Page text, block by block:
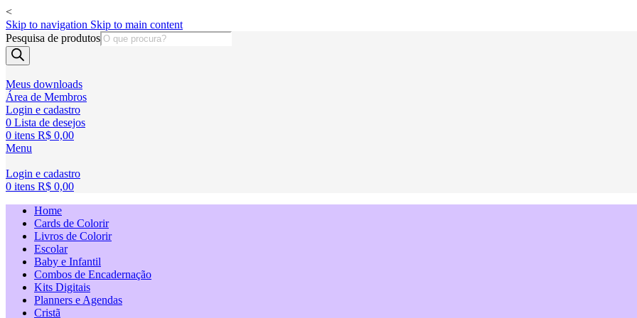
<
Skip to navigation Skip to main content
Pesquisa de produtos
Meus downloads
Área de Membros
Login e cadastro
0 Lista de desejos
0 itens R$ 0,00
Menu
Login e cadastro
0 itens R$ 0,00
Home
Cards de Colorir
Livros de Colorir
Escolar
Baby e Infantil
Combos de Encadernação
Kits Digitais
Planners e Agendas
Cristã